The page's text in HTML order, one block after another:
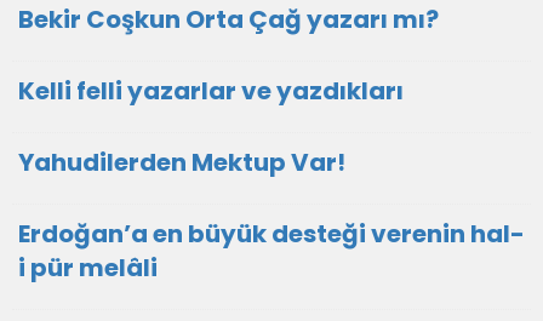
Bekir Coşkun Orta Çağ yazarı mı?
Kelli felli yazarlar ve yazdıkları
Yahudilerden Mektup Var!
Erdoğan’a en büyük desteği verenin hal-
i pür melâli